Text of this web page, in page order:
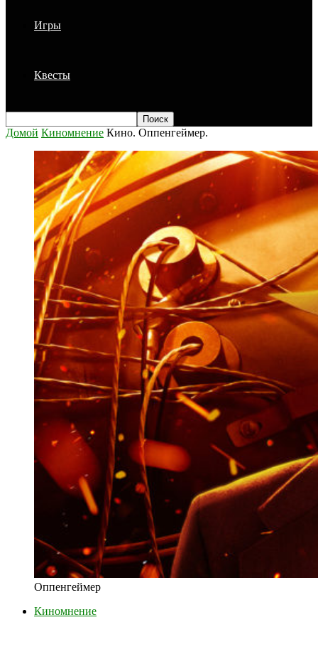
Игры
Квесты
Домой Киномнение Кино. Оппенгеймер.
Оппенгеймер
Киномнение